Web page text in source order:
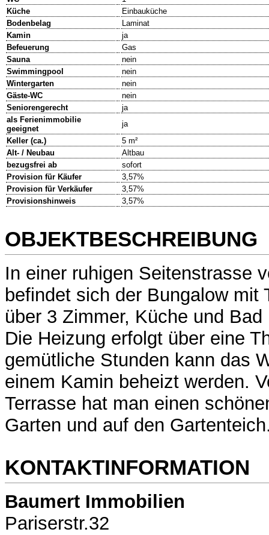
Küche
Einbauküche
Bodenbelag
Laminat
Kamin
ja
Befeuerung
Gas
Sauna
nein
Swimmingpool
nein
Wintergarten
nein
Gäste-WC
nein
Seniorengerecht
ja
als Ferienimmobilie
geeignet
ja
Keller (ca.)
5 m²
Alt- / Neubau
Altbau
bezugsfrei ab
sofort
Provision für Käufer
3,57%
Provision für Verkäufer
3,57%
Provisionshinweis
3,57%
OBJEKTBESCHREIBUNG
In einer ruhigen Seitenstrasse
befindet sich der Bungalow mit
über 3 Zimmer, Küche und Bad
Die Heizung erfolgt über eine
gemütliche Stunden kann das
einem Kamin beheizt werden.
Terrasse hat man einen
Garten und auf den
KONTAKTINFORMATION
Baumert Immobilien
Pariserstr.32